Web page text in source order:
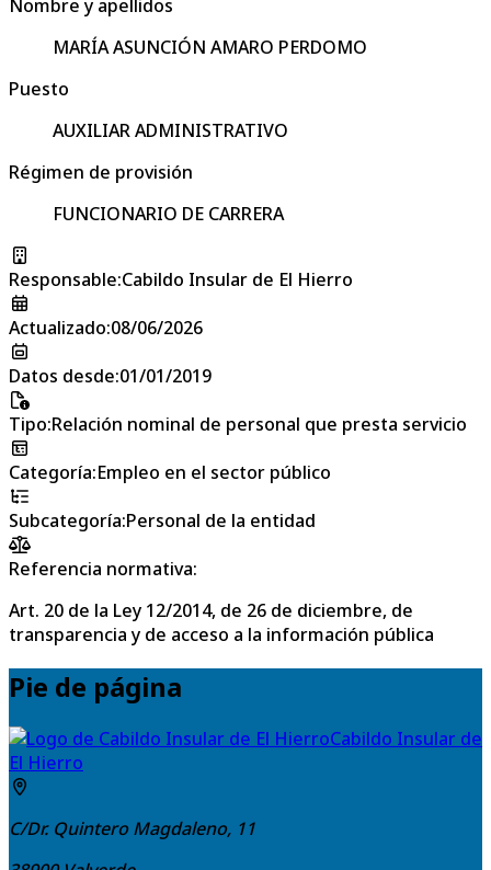
Nombre y apellidos
MARÍA ASUNCIÓN AMARO PERDOMO
Puesto
AUXILIAR ADMINISTRATIVO
Régimen de provisión
FUNCIONARIO DE CARRERA
Responsable:Cabildo Insular de El Hierro
Actualizado:08/06/2026
Datos desde:01/01/2019
Tipo:Relación nominal de personal que presta servicio
Categoría:Empleo en el sector público
Subcategoría:Personal de la entidad
Referencia normativa:
Art. 20 de la Ley 12/2014, de 26 de diciembre, de
transparencia y de acceso a la información pública
Pie de página
Cabildo Insular de
El Hierro
C/Dr. Quintero Magdaleno, 11